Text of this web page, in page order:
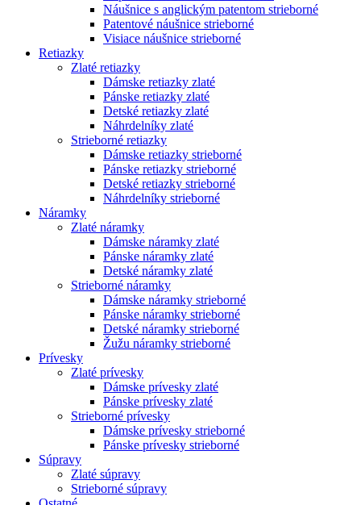
Náušnice s anglickým patentom strieborné
Patentové náušnice strieborné
Visiace náušnice strieborné
Retiazky
Zlaté retiazky
Dámske retiazky zlaté
Pánske retiazky zlaté
Detské retiazky zlaté
Náhrdelníky zlaté
Strieborné retiazky
Dámske retiazky strieborné
Pánske retiazky strieborné
Detské retiazky strieborné
Náhrdelníky strieborné
Náramky
Zlaté náramky
Dámske náramky zlaté
Pánske náramky zlaté
Detské náramky zlaté
Strieborné náramky
Dámske náramky strieborné
Pánske náramky strieborné
Detské náramky strieborné
Žužu náramky strieborné
Prívesky
Zlaté prívesky
Dámske prívesky zlaté
Pánske prívesky zlaté
Strieborné prívesky
Dámske prívesky strieborné
Pánske prívesky strieborné
Súpravy
Zlaté súpravy
Strieborné súpravy